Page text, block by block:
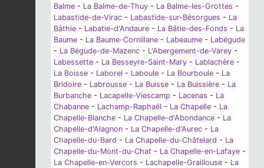
Balme - La Balme-de-Thuy - La Balme-les-Grottes -
Labastide-de-Virac - Labastide-sur-Bésorgues - La
Bâthie - Labatie-d'Andaure - La Bâtie-des-Fonds - La
Baume - La Baume-Cornillane - Labeaume - Labégude
- La Bégude-de-Mazenc - L'Abergement-de-Varey -
Labessette - La Besseyre-Saint-Mary - Lablachère -
La Boisse - Laborel - Laboule - La Bourboule - La
Bridoire - Labrousse - La Buisse - La Buissière - La
Burbanche - Lacapelle-Viescamp - Lacenas - La
Chabanne - Lachamp-Raphaël - La Chapelle - La
Chapelle-Blanche - La Chapelle-d'Abondance - La
Chapelle-d'Alagnon - La Chapelle-d'Aurec - La
Chapelle-du-Bard - La Chapelle-du-Châtelard - La
Chapelle-du-Mont-du-Chat - La Chapelle-en-Lafaye -
La Chapelle-en-Vercors - Lachapelle-Graillouse - La